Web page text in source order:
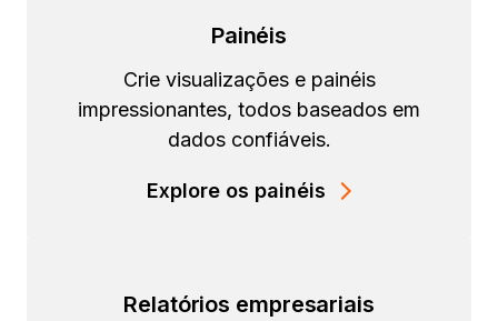
Painéis
Crie visualizações e painéis
impressionantes, todos baseados em
dados confiáveis.
Explore os painéis
Relatórios empresariais